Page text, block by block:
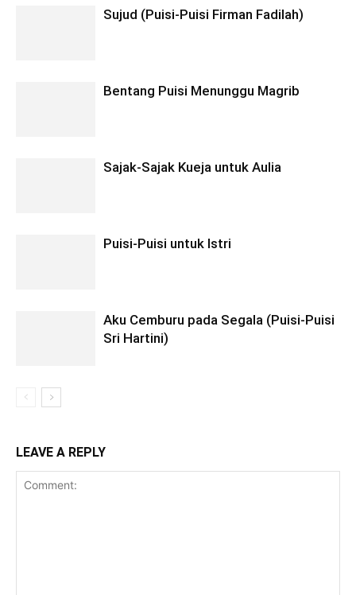
Sujud (Puisi-Puisi Firman Fadilah)
Bentang Puisi Menunggu Magrib
Sajak-Sajak Kueja untuk Aulia
Puisi-Puisi untuk Istri
Aku Cemburu pada Segala (Puisi-Puisi
Sri Hartini)
LEAVE A REPLY